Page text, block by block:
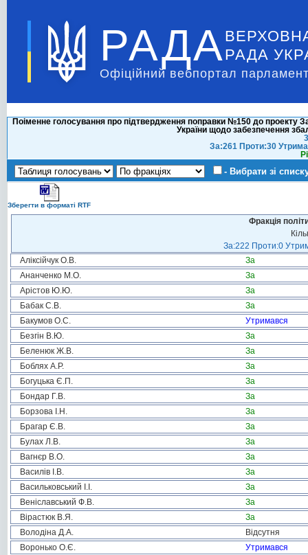
РАДА РАДА
Офіційний вебпортал
Поіменне голосування про підтвердження поправки №150 до проекту
України щодо забезпечення
За:261 Проти:30
- Вибрати зі
Зберегти в форматі RTF
Фракція
За:222 Проти:0
Аліксійчук О.В.
За
Ананченко М.О.
За
Арістов Ю.Ю.
За
Бабак С.В.
За
Бакумов О.С.
Утримався
Безгін В.Ю.
За
Беленюк Ж.В.
За
Боблях А.Р.
За
Богуцька Є.П.
За
Бондар Г.В.
За
Борзова І.Н.
За
Брагар Є.В.
За
Булах Л.В.
За
Вагнєр В.О.
За
Василів І.В.
За
Васильковський І.І.
За
Веніславський Ф.В.
За
Вірастюк В.Я.
За
Володіна Д.А.
Відсутня
Воронько О.Є.
Утримався